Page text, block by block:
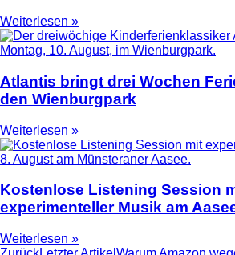
Weiterlesen »
Atlantis bringt drei Wochen
den Wienburgpark
Weiterlesen »
Kostenlose Listening Session
experimenteller Musik am
Weiterlesen »